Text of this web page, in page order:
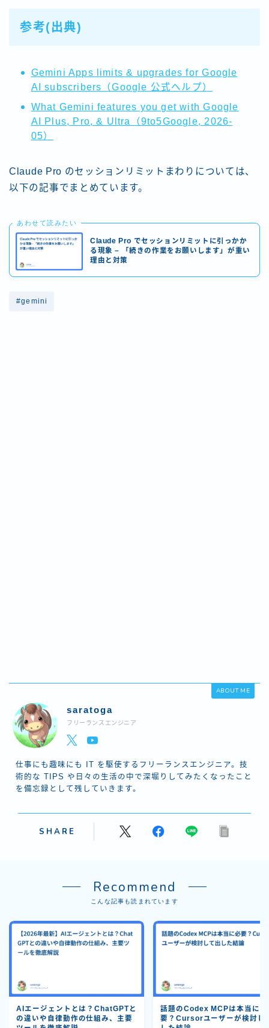
参考(出典)
Gemini Apps limits & upgrades for Google
AI subscribers（Google 公式ヘルプ）
What Gemini features you get with Google
AI Plus, Pro, & Ultra（9to5Google, 2026-
05）
Claude Pro のセッションリミットまわりについては、
以下の記事でまとめています。
あわせて読みたい
Claude Pro でセッションリミットに引っかか
る現象 – 「続きの作業をお願いします」が重い
理由と対策
#gemini
ABOUT ME
saratoga
フリーランスエンジニア
仕事にも趣味にも IT を駆使するフリーランスエンジニア。技
術的な TIPS や日々の生活の中で深堀りしてみたくなったこと
を備忘録として残していきます。
SHARE
Recommend
こんな記事も読まれています
AIエージェントとは？ChatGPTと
の違いや自律動作の仕組み、主要
話題のCodex MCPは本当に必
要？Cursorユーザーが検討し